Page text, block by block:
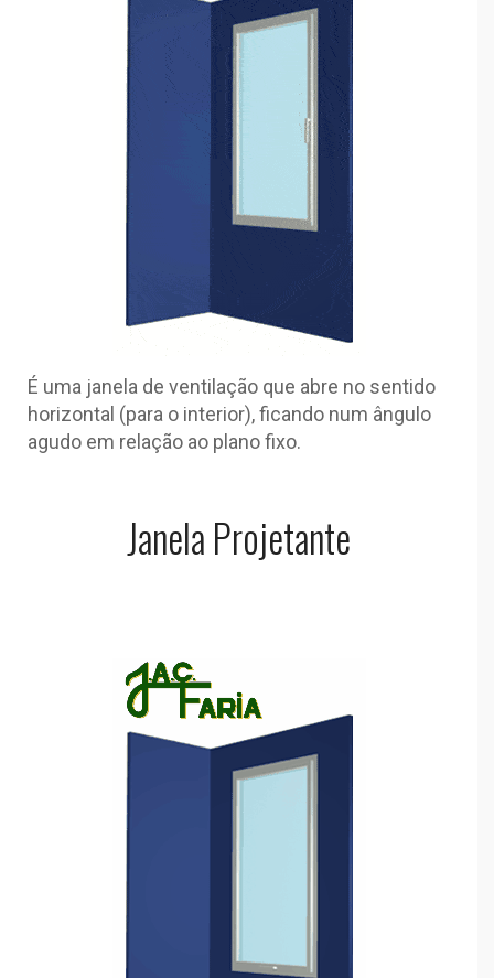
É uma janela de ventilação que abre no sentido
horizontal (para o interior), ficando num ângulo
agudo em relação ao plano fixo.
Janela Projetante